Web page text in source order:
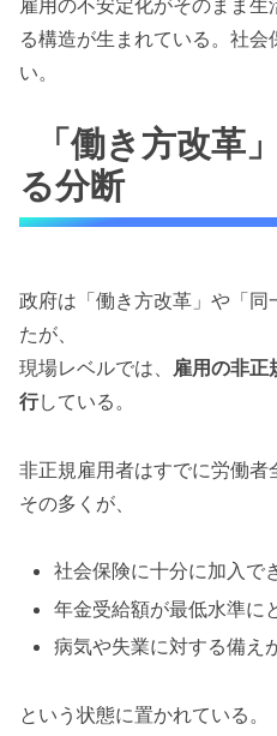
る構造が生まれている。社
い。
「働き方改革
る分断
政府は「働き方改革」や「同
たが、
現場レベルでは、 雇用の非正
行している。
非正規雇用者はすでに労働者
その多くが、
社会保険に十分に加入で
年金受給額が最低水準に
病気や失業に対する備え
という状態に置かれている。